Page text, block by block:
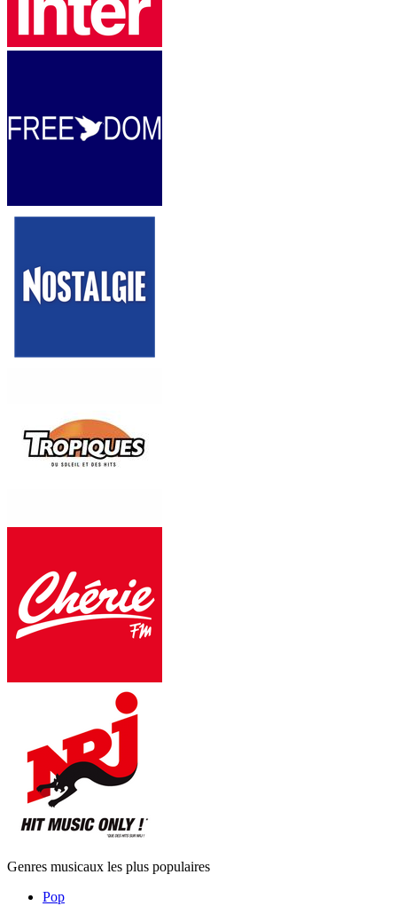
Genres musicaux les plus populaires
Pop